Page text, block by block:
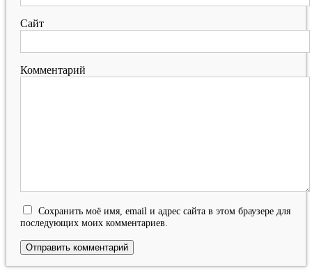
Сайт
Комментарий
Сохранить моё имя, email и адрес сайта в этом браузере для
последующих моих комментариев.